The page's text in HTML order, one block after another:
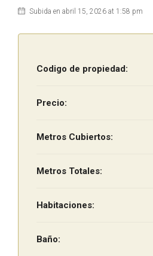
Subida en abril 15, 2026 at 1:58 pm
Codigo de propiedad:
Precio:
Metros Cubiertos:
Metros Totales:
Habitaciones:
Baño: